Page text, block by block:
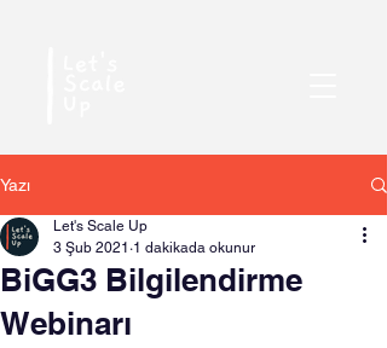
Yazı
BiGG3 Bilgilendirme
Webinarı
Let's Scale Up
3 Şub 2021 1 dakikada okunur